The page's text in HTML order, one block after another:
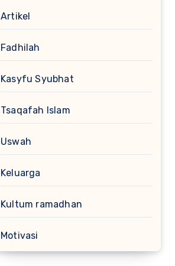
Artikel
Fadhilah
Kasyfu Syubhat
Tsaqafah Islam
Uswah
Keluarga
Kultum ramadhan
Motivasi